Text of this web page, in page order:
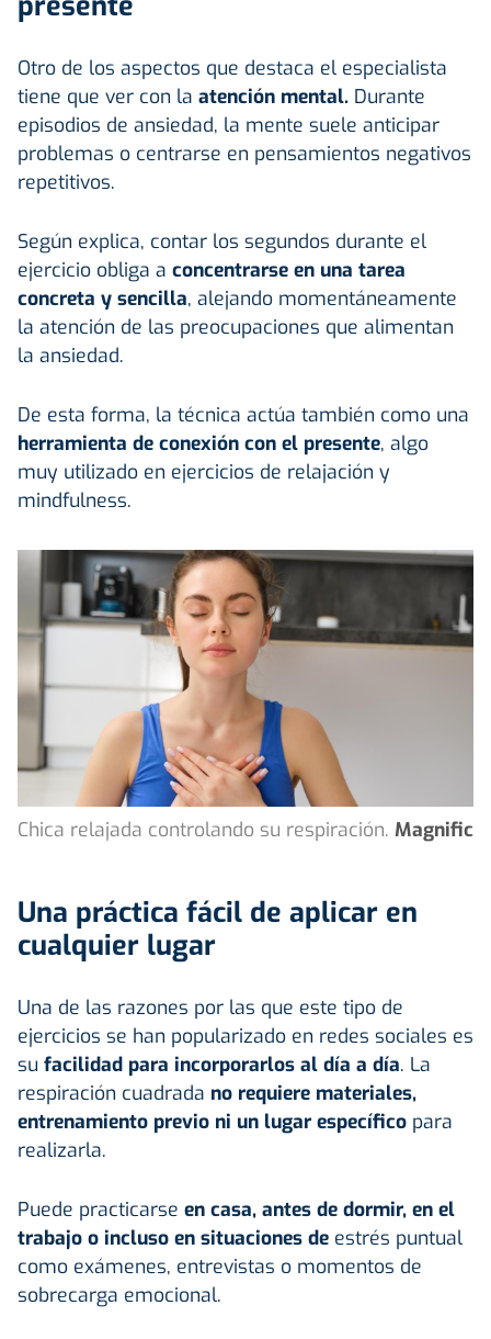
Otro de los aspectos que destaca el especialista
tiene que ver con la atención mental. Durante
episodios de ansiedad, la mente suele anticipar
problemas o centrarse en pensamientos negativos
repetitivos.
Según explica, contar los segundos durante el
ejercicio obliga a concentrarse en una tarea
concreta y sencilla, alejando momentáneamente
la atención de las preocupaciones que alimentan
la ansiedad.
De esta forma, la técnica actúa también como una
herramienta de conexión con el presente, algo
muy utilizado en ejercicios de relajación y
mindfulness.
Chica relajada controlando su respiración. Magnific
Una práctica fácil de aplicar en
cualquier lugar
Una de las razones por las que este tipo de
ejercicios se han popularizado en redes sociales es
su facilidad para incorporarlos al día a día. La
respiración cuadrada no requiere materiales,
entrenamiento previo ni un lugar específico para
realizarla.
Puede practicarse en casa, antes de dormir, en el
trabajo o incluso en situaciones de estrés puntual
como exámenes, entrevistas o momentos de
sobrecarga emocional.